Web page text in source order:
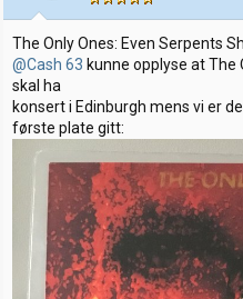
e
r
:
The Only Ones: Even Serpents
@Cash 63 kunne opplyse at
skal ha
konsert i Edinburgh mens vi er
første plate gitt: